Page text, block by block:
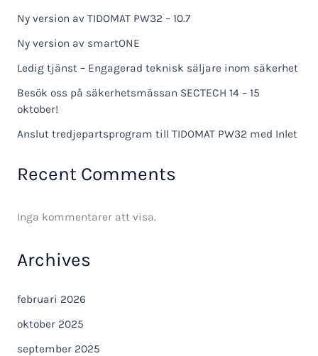
Ny version av TIDOMAT PW32 – 10.7
Ny version av smartONE
Ledig tjänst – Engagerad teknisk säljare inom säkerhet
Besök oss på säkerhetsmässan SECTECH 14 – 15
oktober!
Anslut tredjepartsprogram till TIDOMAT PW32 med Inlet
Recent Comments
Inga kommentarer att visa.
Archives
februari 2026
oktober 2025
september 2025